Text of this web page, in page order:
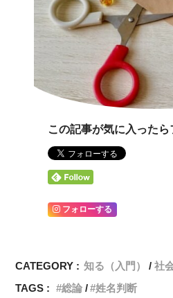
この記事が気に入ったら
フォローする
CATEGORY : 知る（入門）
社
TAGS :
総論 姓名判断